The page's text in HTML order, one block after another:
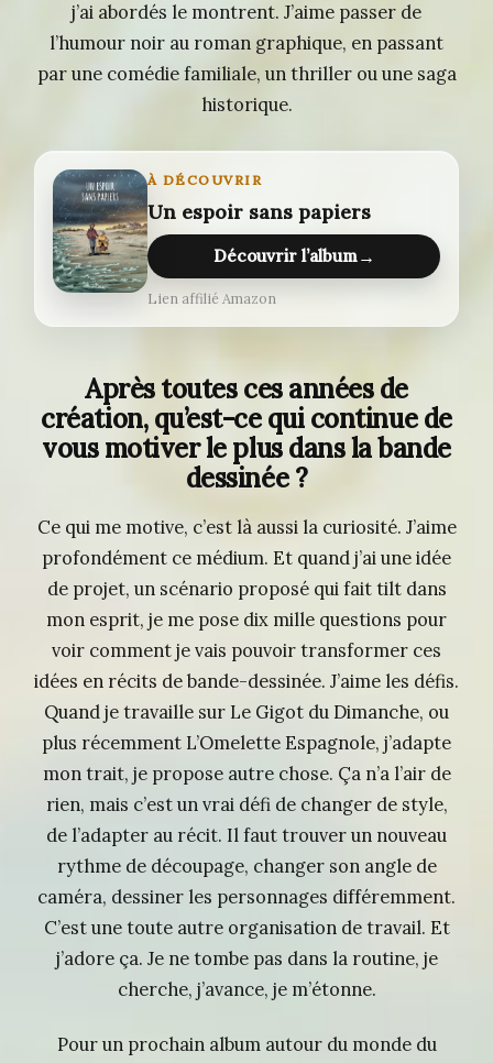
j’ai abordés le montrent. J’aime passer de
l’humour noir au roman graphique, en passant
par une comédie familiale, un thriller ou une saga
historique.
À DÉCOUVRIR
Un espoir sans papiers
Découvrir l’album→
Lien affilié Amazon
Après toutes ces années de
création, qu’est-ce qui continue de
vous motiver le plus dans la bande
dessinée ?
Ce qui me motive, c’est là aussi la curiosité. J’aime
profondément ce médium. Et quand j’ai une idée
de projet, un scénario proposé qui fait tilt dans
mon esprit, je me pose dix mille questions pour
voir comment je vais pouvoir transformer ces
idées en récits de bande-dessinée. J’aime les défis.
Quand je travaille sur Le Gigot du Dimanche, ou
plus récemment L’Omelette Espagnole, j’adapte
mon trait, je propose autre chose. Ça n’a l’air de
rien, mais c’est un vrai défi de changer de style,
de l’adapter au récit. Il faut trouver un nouveau
rythme de découpage, changer son angle de
caméra, dessiner les personnages différemment.
C’est une toute autre organisation de travail. Et
j’adore ça. Je ne tombe pas dans la routine, je
cherche, j’avance, je m’étonne.
Pour un prochain album autour du monde du